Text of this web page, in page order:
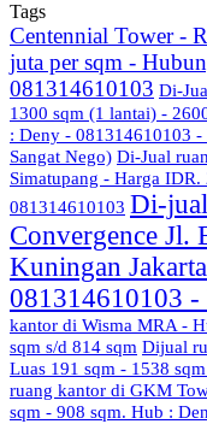
Tags
Centennial Tower -
juta per sqm -
081314610103 Di-
1300 sqm (1 lantai) -
: Deny - 081314610103
Sangat Nego) Di-Jual
Simatupang - Harga
081314610103 Di-
Convergence Jl.
Kuningan
081314610103 -
kantor di Wisma MRA -
sqm s/d 814 sqm Dijual
Luas 191 sqm - 1538
ruang kantor di GKM
sqm - 908 sqm. Hub :